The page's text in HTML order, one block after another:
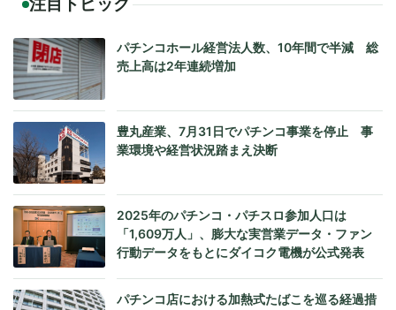
注目トピック
パチンコホール経営法人数、10年間で半減 総
売上高は2年連続増加
豊丸産業、7月31日でパチンコ事業を停止 事
業環境や経営状況踏まえ決断
2025年のパチンコ・パチスロ参加人口は
「1,609万人」、膨大な実営業データ・ファン
行動データをもとにダイコク電機が公式発表
パチンコ店における加熱式たばこを巡る経過措